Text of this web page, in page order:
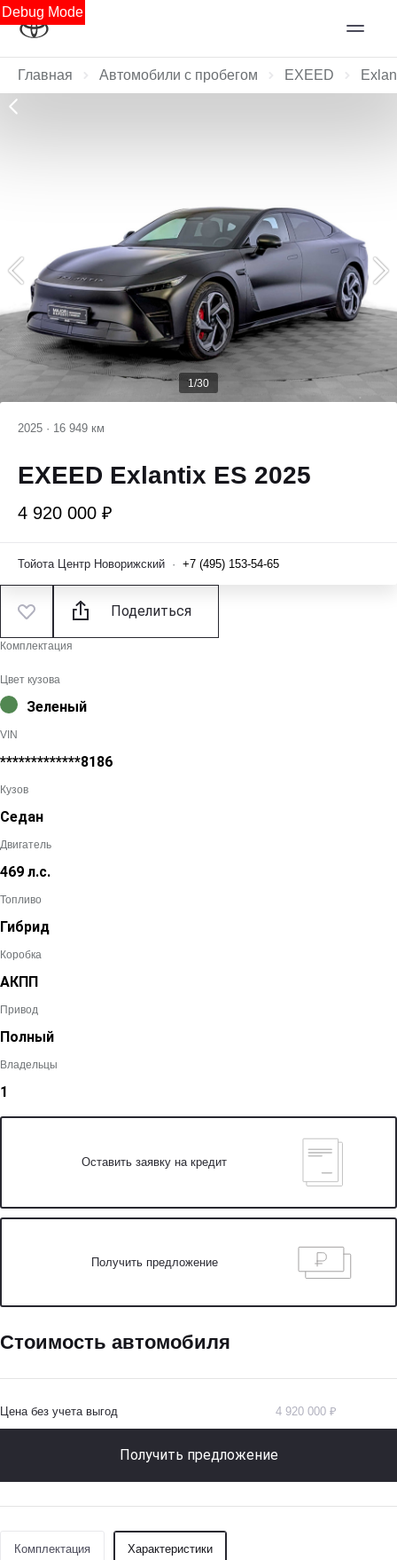
Debug Mode
Главная Автомобили с пробегом EXEED
1/30
2025 · 16 949 км
EXEED Exlantix ES 2025
4 920 000 ₽
Тойота Центр Новорижский · +7 (495) 153-54-65
Поделиться
Комплектация
Цвет кузова
Зеленый
VIN
*************8186
Кузов
Седан
Двигатель
469 л.с.
Топливо
Гибрид
Коробка
АКПП
Привод
Полный
Владельцы
1
Оставить заявку на кредит
Получить предложение
Стоимость автомобиля
Цена без учета выгод 4 920 000 ₽
Получить предложение
Комплектация Характеристики